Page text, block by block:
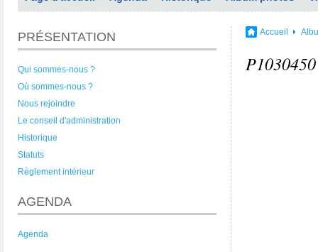
PRÉSENTATION
Qui sommes-nous ?
Où sommes-nous ?
Nous rejoindre
Le conseil d'administration
Historique
Statuts
Règlement intérieur
AGENDA
Agenda
Accueil
P1030450